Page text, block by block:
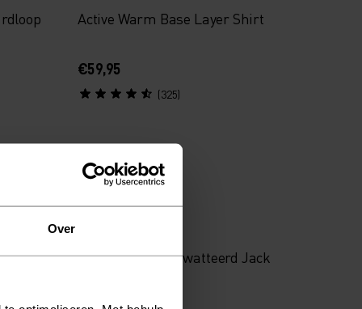
Over
Active Warm Base Layer Shirt
€59,95
(325)
Herfst 26
Down Hooded Gewatteerd Jack